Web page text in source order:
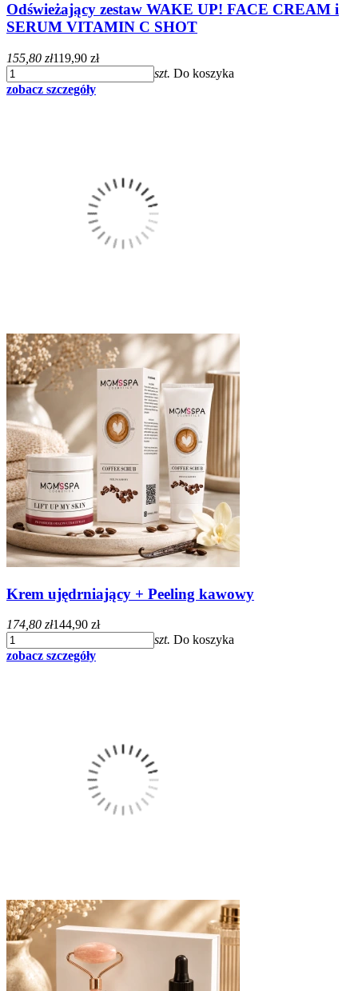
Odświeżający zestaw WAKE UP! FACE CREAM i
SERUM VITAMIN C SHOT
155,80 zł119,90 zł
szt. Do koszyka
zobacz szczegóły
Krem ujędrniający + Peeling kawowy
174,80 zł144,90 zł
szt. Do koszyka
zobacz szczegóły